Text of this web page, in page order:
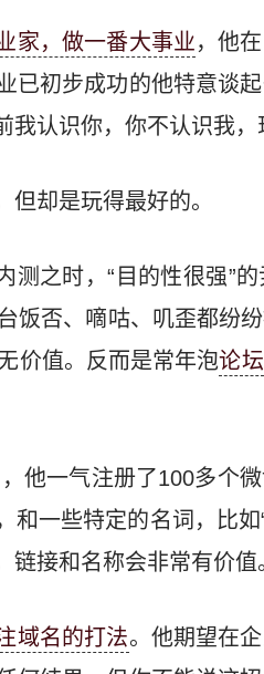
家，做一番大事业，他
已初步成功的他特意谈
认识你，你不认识我，
却是玩得最好的。
测之时，“目的性很强”
饭否、嘀咕、叽歪都纷
价值。反而是常年泡论坛
他一气注册了100多个
一些特定的名词，比如
链接和名称会非常有价值
域名的打法。他期望在